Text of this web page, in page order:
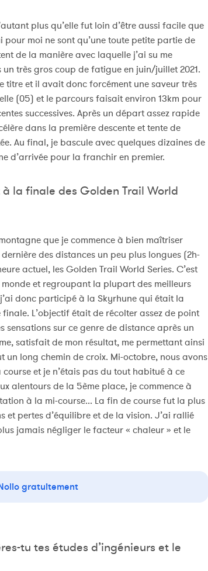
plus qu’elle fut loin d’être aussi facile que
moi ne sont qu’une toute petite partie de
de la manière avec laquelle j’ai su me
très gros coup de fatigue en juin/juillet 2021.
titre et il avait donc forcément une saveur très
(05) et le parcours faisait environ 13km pour
successives. Après un départ assez rapide
dans la première descente et tente de
Au final, je bascule avec quelques dizaines de
d’arrivée pour la franchir en premier.
la finale des Golden Trail World
que je commence à bien maîtriser
des distances un peu plus longues (2h-
actuel, les Golden Trail World Series. C’est
et regroupant la plupart des meilleurs
donc participé à la Skyrhune qui était la
L’objectif était de récolter assez de point
sensations sur ce genre de distance après un
satisfait de mon résultat, me permettant ainsi
long chemin de croix. Mi-octobre, nous avons
et je n’étais pas du tout habitué à ce
alentours de la 5ème place, je commence à
à la mi-course... La fin de course fut la plus
pertes d’équilibre et de la vision. J’ai rallié
jamais négliger le facteur « chaleur » et le
gratuitement
tu tes études d’ingénieurs et le